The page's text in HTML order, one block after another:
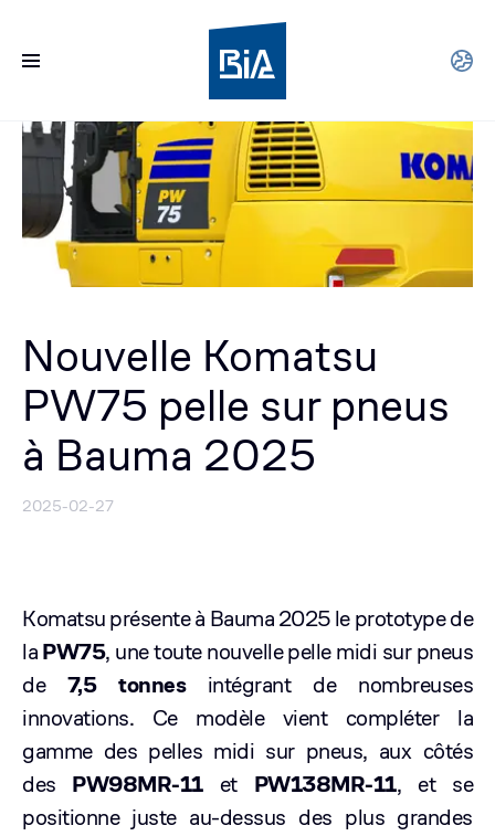
Nouvelle Komatsu
PW75 pelle sur pneus
à Bauma 2025
2025-02-27
Komatsu présente à Bauma 2025 le prototype de
la PW75, une toute nouvelle pelle midi sur pneus
de7,5 tonnesintégrant de nombreuses
innovations. Ce modèle vient compléter la
gamme des pelles midi sur pneus, aux côtés
des PW98MR-11et PW138MR-11, et se
positionne juste au-dessus des plus grandes